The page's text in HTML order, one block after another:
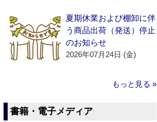
夏期休業および棚卸に伴
う商品出荷（発送）停止
のお知らせ
2026年07月24日 (金)
もっと見る »
書籍・電子メディア